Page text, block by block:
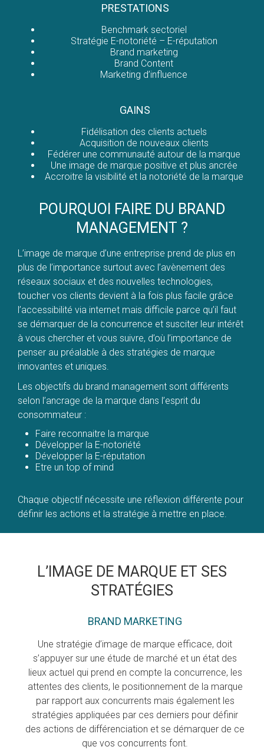
PRESTATIONS
Benchmark sectoriel
Stratégie E-notoriété – E-réputation
Brand marketing
Brand Content
Marketing d’influence
GAINS
Fidélisation des clients actuels
Acquisition de nouveaux clients
Fédérer une communauté autour de la marque
Une image de marque positive et plus ancrée
Accroitre la visibilité et la notoriété de la marque
POURQUOI FAIRE DU BRAND
MANAGEMENT ?
L’image de marque d’une entreprise prend de plus en
plus de l’importance surtout avec l’avènement des
réseaux sociaux et des nouvelles technologies,
toucher vos clients devient à la fois plus facile grâce
l’accessibilité via internet mais difficile parce qu’il faut
se démarquer de la concurrence et susciter leur intérêt
à vous chercher et vous suivre, d’où l’importance de
penser au préalable à des stratégies de marque
innovantes et uniques.
Les objectifs du brand management sont différents
selon l’ancrage de la marque dans l’esprit du
consommateur :
Faire reconnaitre la marque
Développer la E-notoriété
Développer la E-réputation
Etre un top of mind
Chaque objectif nécessite une réflexion différente pour
définir les actions et la stratégie à mettre en place.
L’IMAGE DE MARQUE ET SES
STRATÉGIES
BRAND MARKETING
Une stratégie d’image de marque efficace, doit
s’appuyer sur une étude de marché et un état des
lieux actuel qui prend en compte la concurrence, les
attentes des clients, le positionnement de la marque
par rapport aux concurrents mais également les
stratégies appliquées par ces derniers pour définir
des actions de différenciation et se démarquer de ce
que vos concurrents font.